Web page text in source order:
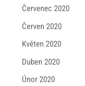
Červenec 2020
Červen 2020
Květen 2020
Duben 2020
Únor 2020